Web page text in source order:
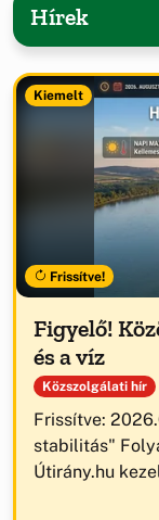
Hírek
Kiemelt
Frissítve!
Figyelő!
és a víz
Közszolgálati hír
Frissítve:
stabilitás"
Útirány.hu